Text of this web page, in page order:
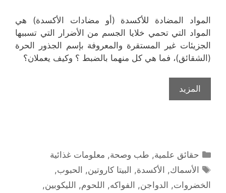
المواد المضادة للأكسدة (أو مضادات الأكسدة) هي
المواد التي تحمي خلايا الجسم من الأضرار التي تسببها
الجزيئات غير المستقرة والمعروفة بإسم الجذور الحرة
(الشقائق)، فما هي كل منهما بالضبط ؟ وكيف يعملان؟
المزيد
التصنيفات
حقائق علمية, طب وصحة, معلومات غذائية
الوسوم
الأسماك, الأكسدة, البيتا كاروتين, الحبوب,
الخضروات, الدواجن, الفواكه, اللحوم, الليكوبين,